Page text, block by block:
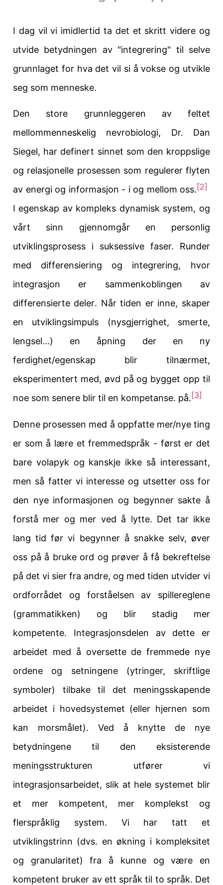
I dag vil vi imidlertid ta det et skritt videre og
utvide betydningen av "integrering" til selve
grunnlaget for hva det vil si å vokse og utvikle
seg som menneske.
Den store grunnleggeren av feltet
mellommenneskelig nevrobiologi, Dr. Dan
Siegel, har definert sinnet som den kroppslige
og relasjonelle prosessen som regulerer flyten
av energi og informasjon - i og mellom oss. [2]
I egenskap av kompleks dynamisk system, og
vårt sinn gjennomgår en personlig
utviklingsprosess i suksessive faser. Runder
med differensiering og integrering, hvor
integrasjon er sammenkoblingen av
differensierte deler. Når tiden er inne, skaper
en utviklingsimpuls (nysgjerrighet, smerte,
lengsel...) en åpning der en ny
ferdighet/egenskap blir tilnærmet,
eksperimentert med, øvd på og bygget opp til
noe som senere blir til en kompetanse. på. [3]
Denne prosessen med å oppfatte mer/nye ting
er som å lære et fremmedspråk - først er det
bare volapyk og kanskje ikke så interessant,
men så fatter vi interesse og utsetter oss for
den nye informasjonen og begynner sakte å
forstå mer og mer ved å lytte. Det tar ikke
lang tid før vi begynner å snakke selv, øver
oss på å bruke ord og prøver å få bekreftelse
på det vi sier fra andre, og med tiden utvider vi
ordforrådet og forståelsen av spillereglene
(grammatikken) og blir stadig mer
kompetente. Integrasjonsdelen av dette er
arbeidet med å oversette de fremmede nye
ordene og setningene (ytringer, skriftlige
symboler) tilbake til det meningsskapende
arbeidet i hovedsystemet (eller hjernen som
kan morsmålet). Ved å knytte de nye
betydningene til den eksisterende
meningsstrukturen utfører vi
integrasjonsarbeidet, slik at hele systemet blir
et mer kompetent, mer komplekst og
flerspråklig system. Vi har tatt et
utviklingstrinn (dvs. en økning i kompleksitet
og granularitet) fra å kunne og være en
kompetent bruker av ett språk til to språk. Det